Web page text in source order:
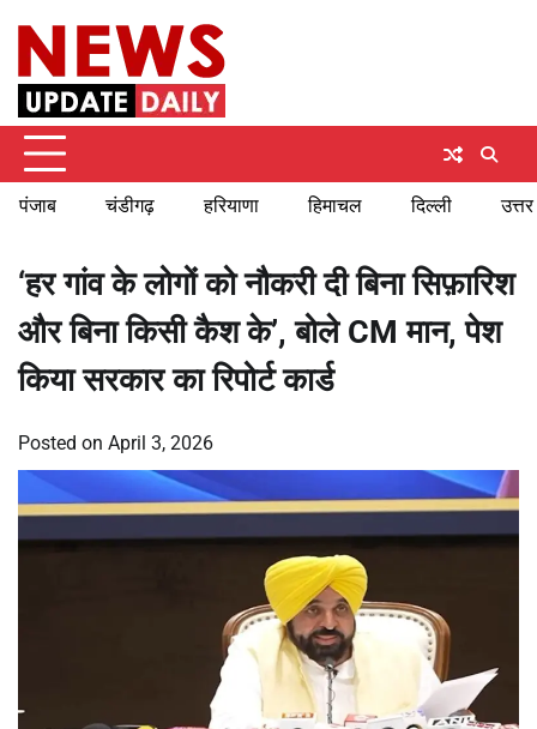
content
पंजाब चंडीगढ़ हरियाणा हिमाचल दिल्ली
‘हर गांव के लोगों को नौकरी दी बिना सिफ़ारिश
और बिना किसी कैश के’, बोले CM मान, पेश
किया सरकार का रिपोर्ट कार्ड
Posted on April 3, 2026